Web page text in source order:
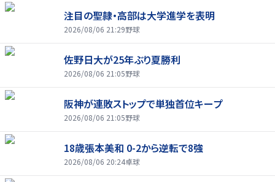
注目の聖隷・高部は大学進学を表明
2026/08/06 21:29野球
佐野日大が25年ぶり夏勝利
2026/08/06 21:05野球
阪神が連敗ストップで単独首位キープ
2026/08/06 21:05野球
18歳張本美和 0-2から逆転で8強
2026/08/06 20:24卓球